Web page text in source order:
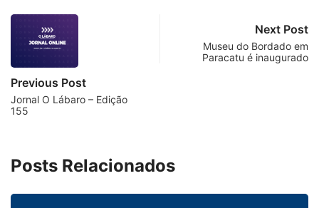
Previous Post
Jornal O Lábaro – Edição
155
Next Post
Museu do Bordado em
Paracatu é inaugurado
Posts Relacionados